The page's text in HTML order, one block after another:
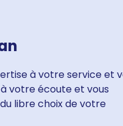
à votre service et
votre écoute et vous
libre choix de votre